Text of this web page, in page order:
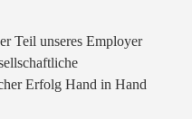
gemeinsam anpacken – im
Projekten –, entsteht ein
ersetzen könnte!